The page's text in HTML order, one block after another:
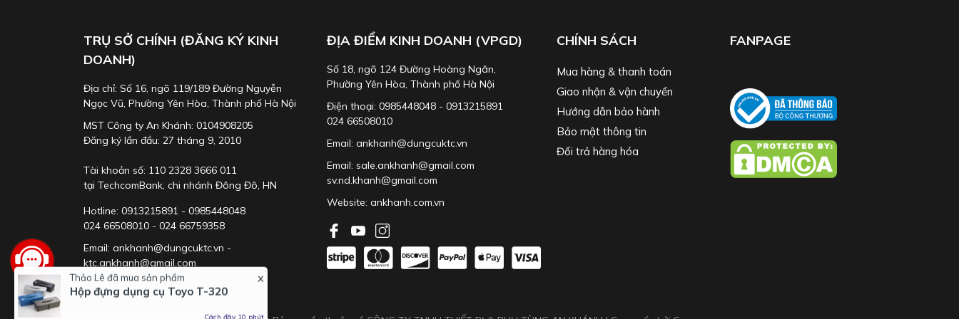
TRỤ SỞ CHÍNH (ĐĂNG KÝ KINH
DOANH)
Địa chỉ: Số 16, ngõ 119/189 Đường Nguyễn
Ngọc Vũ, Phường Yên Hòa, Thành phố Hà Nội
MST Công ty An Khánh: 0104908205
Đăng ký lần đầu: 27 tháng 9, 2010
Tài khoản số: 110 2328 3666 011
tại TechcomBank, chi nhánh Đông Đô, HN
Hotline: 0913215891 - 0985448048
024 66508010 - 024 66759358
Email: ankhanh@dungcuktc.vn -
ktc.ankhanh@gmail.com
ĐỊA ĐIỂM KINH DOANH (VPGD)
Số 18, ngõ 124 Đường Hoàng Ngân,
Phường Yên Hòa, Thành phố Hà Nội
Điện thoại: 0985448048 - 0913215891
024 66508010
Email: ankhanh@dungcuktc.vn
Email: sale.ankhanh@gmail.com
sv.nd.khanh@gmail.com
Website:ankhanh.com.vn
CHÍNH SÁCH
Mua hàng & thanh toán
Giao nhận & vận chuyển
Hướng dẫn bảo hành
Bảo mật thông tin
Đổi trả hàng hóa
FANPAGE